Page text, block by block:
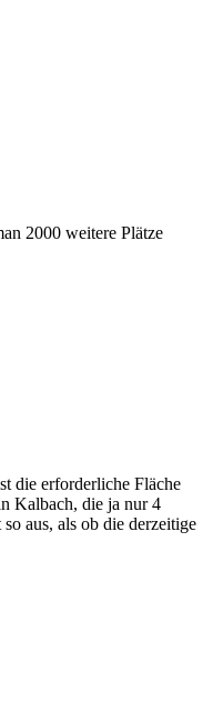
2000 weitere Plätze
die erforderliche Fläche
Kalbach, die ja nur 4
aus, als ob die derzeitige